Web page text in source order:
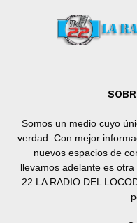
Somos un medio cuyo
verdad. Con mejor
nuevos espacios de
llevamos adelante es
22 LA RADIO DEL